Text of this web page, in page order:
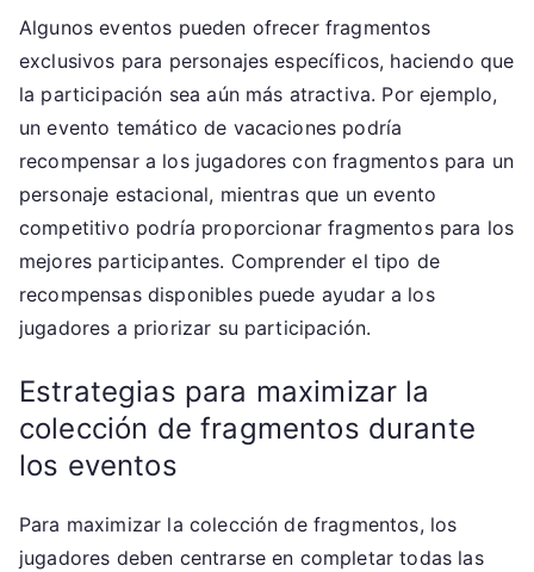
Algunos eventos pueden ofrecer fragmentos
exclusivos para personajes específicos, haciendo que
la participación sea aún más atractiva. Por ejemplo,
un evento temático de vacaciones podría
recompensar a los jugadores con fragmentos para un
personaje estacional, mientras que un evento
competitivo podría proporcionar fragmentos para los
mejores participantes. Comprender el tipo de
recompensas disponibles puede ayudar a los
jugadores a priorizar su participación.
Estrategias para maximizar la
colección de fragmentos durante
los eventos
Para maximizar la colección de fragmentos, los
jugadores deben centrarse en completar todas las